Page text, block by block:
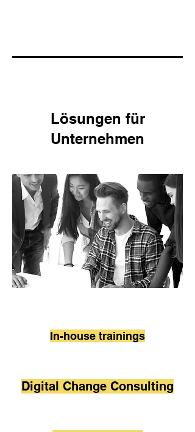
Lösungen für
Unternehmen
In-house trainings
Digital Change Consulting